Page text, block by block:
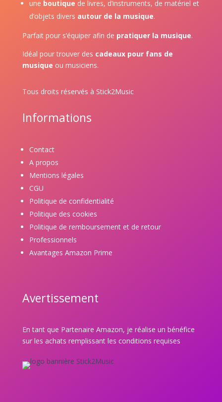
une boutique de livres, d’instruments, de matériel et
d’objets divers autour de la musique.
Parfait pour s’équiper afin de pratiquer la musique.
Idéal pour trouver des cadeaux pour fans de
musique ou musiciens.
Tous droits réservés à Stick2Music
Informations
Contact
A propos
Mentions légales
CGU
Politique de confidentialité
Politique des cookies
Politique de remboursement et de retour
Professionnels
Avantages Amazon Prime
Avertissement
En tant que Partenaire Amazon, je réalise un bénéfice
sur les achats remplissant les conditions requises